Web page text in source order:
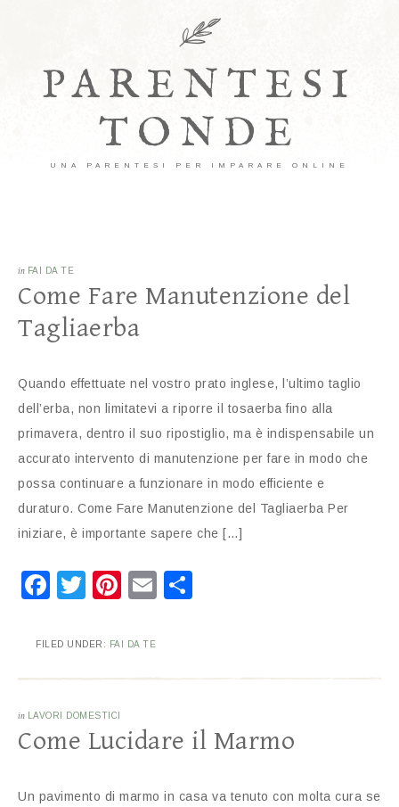
PARENTESI
TONDE
UNA PARENTESI PER IMPARARE ONLINE
in FAI DA TE
Come Fare Manutenzione del
Tagliaerba
Quando effettuate nel vostro prato inglese, l’ultimo taglio
dell’erba, non limitatevi a riporre il tosaerba fino alla
primavera, dentro il suo ripostiglio, ma è indispensabile un
accurato intervento di manutenzione per fare in modo che
possa continuare a funzionare in modo efficiente e
duraturo. Come Fare Manutenzione del Tagliaerba Per
iniziare, è importante sapere che […]
Facebook
Twitter
Pinterest
Email
FILED UNDER: FAI DA TE
in LAVORI DOMESTICI
Come Lucidare il Marmo
Un pavimento di marmo in casa va tenuto con molta cura se